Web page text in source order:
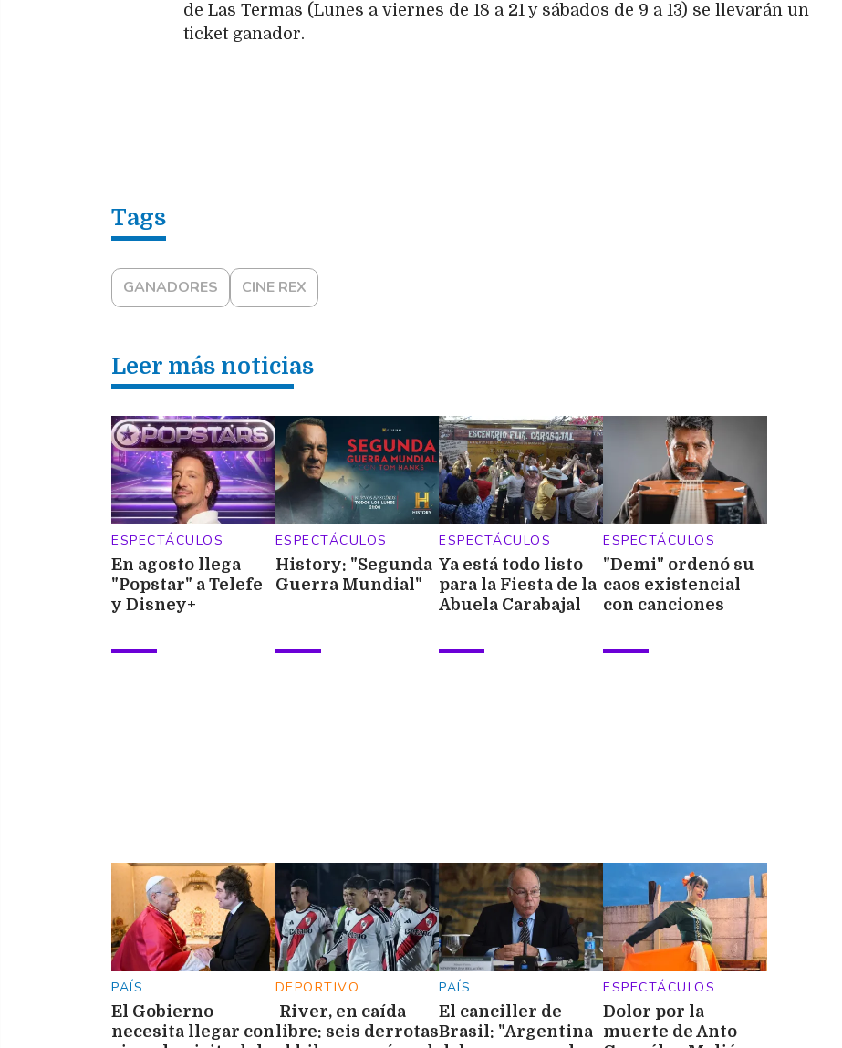
de Las Termas (Lunes a viernes de 18 a 21 y sábados de 9 a 13) se llevarán un
ticket ganador.
GANADORES CINE REX
Leer más noticias
ESPECTÁCULOS
En agosto llega
"Popstar" a Telefe
y Disney+
ESPECTÁCULOS
History: "Segunda
Guerra Mundial"
ESPECTÁCULOS
Ya está todo listo
para la Fiesta de la
Abuela Carabajal
ESPECTÁCULOS
"Demi" ordenó su
caos existencial
con canciones
PAÍS
El Gobierno
necesita llegar con
DEPORTIVO
River, en caída
libre: seis derrotas
PAÍS
El canciller de
Brasil: "Argentina
ESPECTÁCULOS
Dolor por la
muerte de Anto